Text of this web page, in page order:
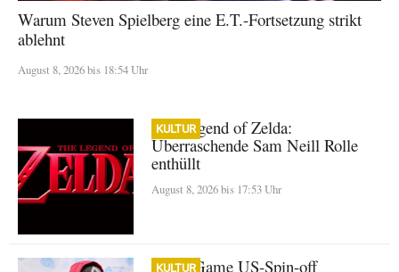
Warum Steven Spielberg eine E.T.-Fortsetzung strikt
ablehnt
August 8, 2026 bis 18:54 Uhr
KULTUR
The Legend of Zelda:
Überraschende Sam Neill Rolle
enthüllt
August 8, 2026 bis 17:53 Uhr
KULTUR
Squid Game US-Spin-off